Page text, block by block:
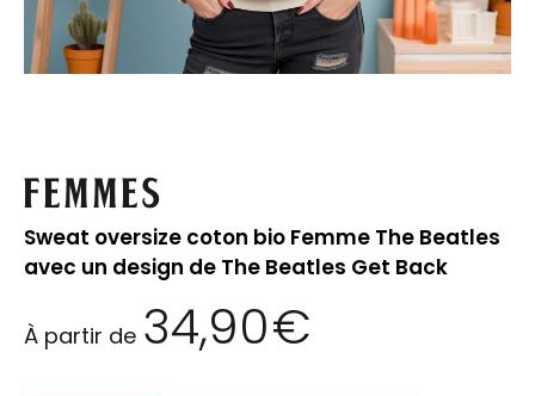
Femmes
Sweat oversize coton bio Femme The Beatles
avec un design de The Beatles Get Back
À partir de 34,90€